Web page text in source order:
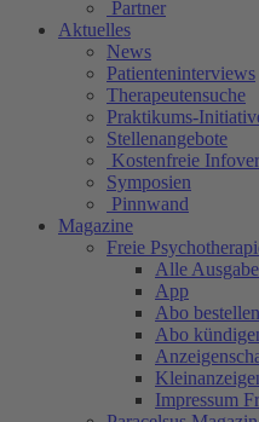
Partner
Aktuelles
News
Patienteninterviews
Therapeutensuche
Praktikums-
Stellenangebote
Kostenfreie
Symposien
Pinnwand
Magazine
Freie
Alle
App
Abo bestellen
Abo
Impressum